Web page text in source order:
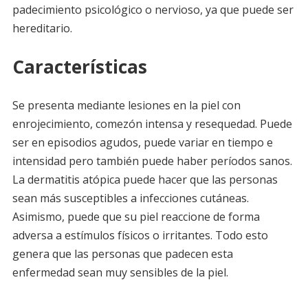
padecimiento psicológico o nervioso, ya que puede ser
hereditario.
Características
Se presenta mediante lesiones en la piel con
enrojecimiento, comezón intensa y resequedad. Puede
ser en episodios agudos, puede variar en tiempo e
intensidad pero también puede haber períodos sanos.
La dermatitis atópica puede hacer que las personas
sean más susceptibles a infecciones cutáneas.
Asimismo, puede que su piel reaccione de forma
adversa a estímulos físicos o irritantes. Todo esto
genera que las personas que padecen esta
enfermedad sean muy sensibles de la piel.